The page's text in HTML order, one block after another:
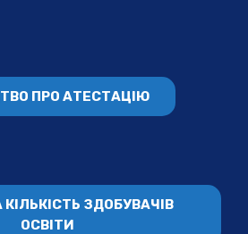
ПРО АТЕСТАЦІЮ
ЗДОБУВАЧІВ
ОСВІТИ